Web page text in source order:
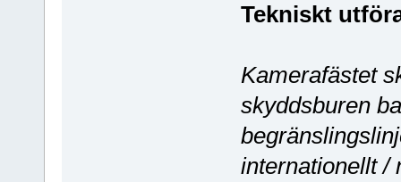
Tekniskt
Kamerafästet
skyddsburen
internationellt /